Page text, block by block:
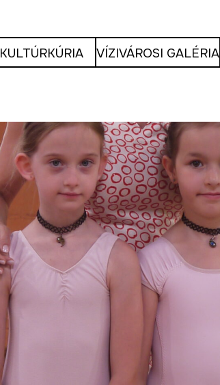
KULTÚRKÚRIA VÍZIVÁROSI GALÉRIA